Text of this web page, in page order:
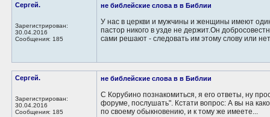
Сергей.
Зарегистрирован:
30.04.2016
Сообщения: 185
не библейские слова в в Библии
У нас в церкви и мужчины и женщины имеют
пастор никого в узде не держит.Он
сами решают - следовать им этому слову или
Сергей.
Зарегистрирован:
30.04.2016
Сообщения: 185
не библейские слова в в Библии
С Корубино познакомиться, я его ответы, ну
форуме, послушать". Кстати вопрос: А вы на
по своему обыкновению, и к тому же имеете...